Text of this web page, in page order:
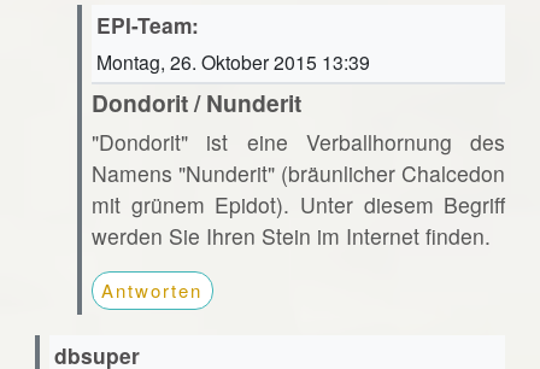
EPI-Team:
Montag, 26. Oktober 2015 13:39
Dondorit / Nunderit
"Dondorit" ist eine Verballhornung des
Namens "Nunderit" (bräunlicher Chalcedon
mit grünem Epidot). Unter diesem Begriff
werden Sie Ihren Stein im Internet finden.
Antworten
dbsuper